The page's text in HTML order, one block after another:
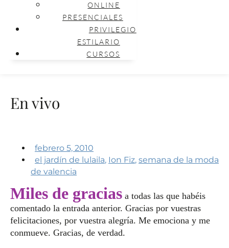
ONLINE
PRESENCIALES
PRIVILEGIO
ESTILARIO
CURSOS
En vivo
febrero 5, 2010
el jardín de lulaila, Ion Fiz, semana de la moda
de valencia
Miles de gracias a todas las que habéis
comentado la entrada anterior. Gracias por vuestras
felicitaciones, por vuestra alegría. Me emociona y me
conmueve. Gracias, de verdad.